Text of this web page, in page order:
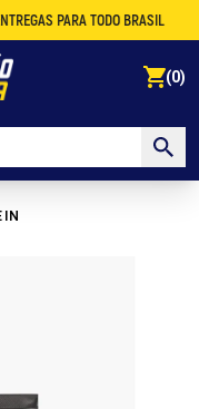
PARA TODO BRASIL
(0)